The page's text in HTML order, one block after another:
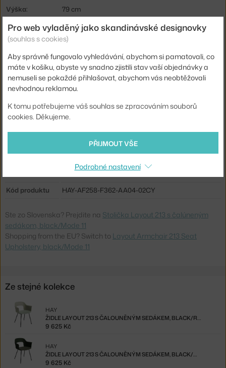
Výška:
79 cm
Výška sedáku:
48 cm
Hloubka:
55 cm
Výška
područek:
66 cm
Šířka:
61,5 cm
Barva:
krémová
Materiál:
polypropylen, textilní potah, práškově lakovaná
Kód produktu
HAY-AF258-F362-AA04-02CY
Ste zo Slovenska? Prejdite na Stolička Layout 213 s čalúneným
sedákom, black/Mode 11
Shopping from the EU? Switch to Layout Armchair 213 Seat
Upholstery, black/Mode 11
Ze stejné kolekce
ŽIDLE LAYOUT 213 S ČALOUNĚNÝM SEDÁKEM, BLACK/RELATE 921
HAY
9 625 Kč
ŽIDLE LAYOUT 213 S ČALOUNĚNÝM SEDÁKEM, BLACK/MODE 72
HAY
9 625 Kč
Pro web vyladěný jako skandinávské designovky
(souhlas s cookies)
Aby správně fungovalo vyhledávání, abychom si pamatovali, co
máte v košíku, abyste vy snadno zjistili stav vaší objednávky a
nemuseli se pokaždé přihlašovat, abychom vás neobtěžovali
nevhodnou reklamou.
K tomu potřebujeme váš souhlas se zpracováním souborů
cookies. Děkujeme.
PŘIJMOUT VŠE
Podrobné nastavení